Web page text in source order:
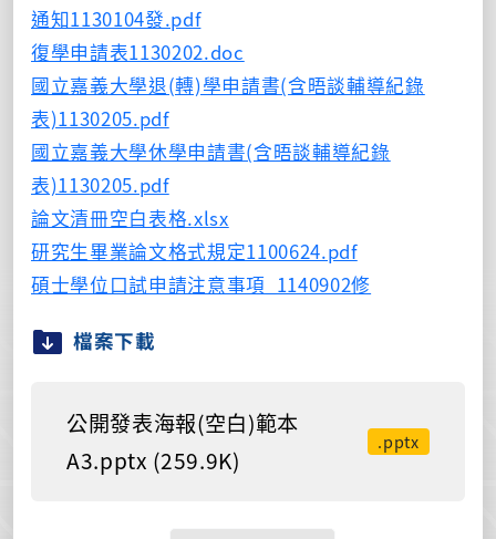
通知1130104發.pdf
復學申請表1130202.doc
國立嘉義大學退(轉)學申請書(含晤談輔導紀錄
表)1130205.pdf
國立嘉義大學休學申請書(含晤談輔導紀錄
表)1130205.pdf
論文清冊空白表格.xlsx
研究生畢業論文格式規定1100624.pdf
碩士學位口試申請注意事項_1140902修
檔案下載
公開發表海報(空白)範本
A3.pptx (259.9K)
.pptx